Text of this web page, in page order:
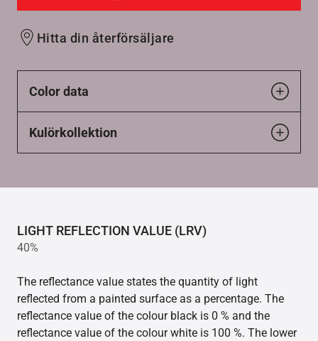
Hitta din återförsäljare
Color data
Kulörkollektion
LIGHT REFLECTION VALUE (LRV)
40%
The reflectance value states the quantity of light
reflected from a painted surface as a percentage. The
reflectance value of the colour black is 0 % and the
reflectance value of the colour white is 100 %. The lower